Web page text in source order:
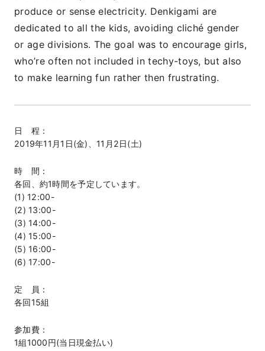
produce or sense electricity. Denkigami are
dedicated to all the kids, avoiding cliché gender
or age divisions. The goal was to encourage girls,
who’re often not included in techy-toys, but also
to make learning fun rather then frustrating.
日 程：
2019年11月1日(金)、11月2日(土)
時 間：
各回、約1時間を予定しています。
(1) 12:00-
(2) 13:00-
(3) 14:00-
(4) 15:00-
(5) 16:00-
(6) 17:00-
定 員：
各回15組
参加費：
1組1000円(当日現金払い)